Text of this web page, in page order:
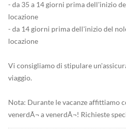
- da 35 a 14 giorni prima dell'inizio
locazione
- da 14 giorni prima dell'inizio del
locazione
Vi consigliamo di stipulare
viaggio.
Nota: Durante le vacanze affittiamo
venerdÃ¬ a venerdÃ¬! Richieste